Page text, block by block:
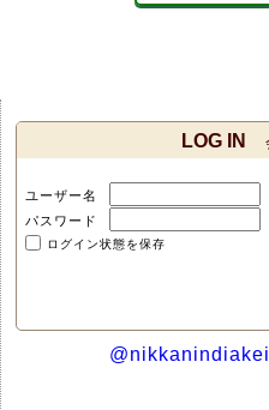
LOG IN
ユーザー名
パスワード
ログイン状態を保存